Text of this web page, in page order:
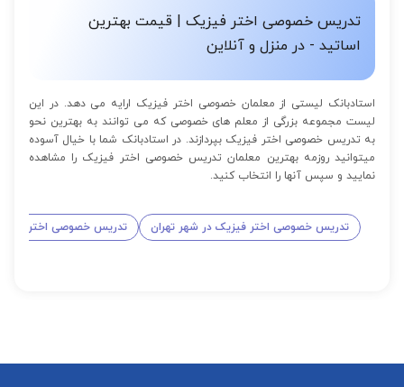
تدریس خصوصی اختر فیزیک | قیمت بهترین
اساتید - در منزل و آنلاین
استادبانک لیستی از معلمان خصوصی اختر فیزیک ارایه می دهد. در این
لیست مجموعه بزرگی از معلم های خصوصی که می توانند به بهترین نحو
به تدریس خصوصی اختر فیزیک بپردازند. در استادبانک شما با خیال آسوده
میتوانید روزمه بهترین معلمان تدریس خصوصی اختر فیزیک را مشاهده
نمایید و سپس آنها را انتخاب کنید.
تدریس خصوصی اختر فیزیک در شهر تهران تدریس خصوصی اختر